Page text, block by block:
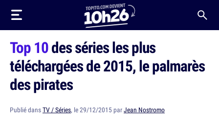
Top 10des séries les plus
téléchargées de 2015, le palmarès
des pirates
Publié dansTV / Séries, le 29/12/2015 parJean Nostromo